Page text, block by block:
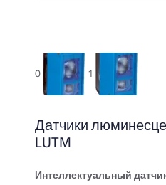
0 1
Датчики
LUTM
Интеллектуальный